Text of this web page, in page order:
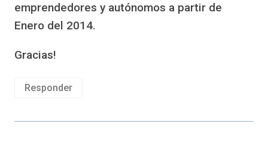
emprendedores y autónomos a partir de
Enero del 2014.
Gracias!
Responder